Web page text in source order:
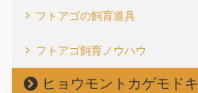
フトアゴの飼育道具
フトアゴ飼育ノウハウ
ヒョウモントカゲモドキ